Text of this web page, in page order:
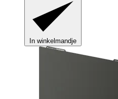
In winkelmandje